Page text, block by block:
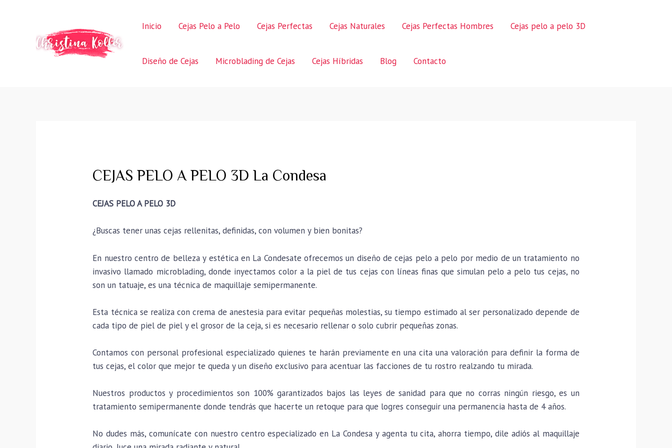
Inicio Cejas Pelo a Pelo Cejas Perfectas Cejas Naturales Cejas Perfectas Hombres Cejas pelo a pelo 3D
Diseño de Cejas Microblading de Cejas Cejas Híbridas Blog Contacto
CEJAS PELO A PELO 3D La Condesa
CEJAS PELO A PELO 3D
¿Buscas tener unas cejas rellenitas, definidas, con volumen y bien bonitas?
En nuestro centro de belleza y estética en La Condesate ofrecemos un diseño de cejas pelo a pelo por medio de un tratamiento no
invasivo llamado microblading, donde inyectamos color a la piel de tus cejas con líneas finas que simulan pelo a pelo tus cejas, no
son un tatuaje, es una técnica de maquillaje semipermanente.
Esta técnica se realiza con crema de anestesia para evitar pequeñas molestias, su tiempo estimado al ser personalizado depende de
cada tipo de piel de piel y el grosor de la ceja, si es necesario rellenar o solo cubrir pequeñas zonas.
Contamos con personal profesional especializado quienes te harán previamente en una cita una valoración para definir la forma de
tus cejas, el color que mejor te queda y un diseño exclusivo para acentuar las facciones de tu rostro realzando tu mirada.
Nuestros productos y procedimientos son 100% garantizados bajos las leyes de sanidad para que no corras ningún riesgo, es un
tratamiento semipermanente donde tendrás que hacerte un retoque para que logres conseguir una permanencia hasta de 4 años.
No dudes más, comunícate con nuestro centro especializado en La Condesa y agenta tu cita, ahorra tiempo, dile adiós al maquillaje